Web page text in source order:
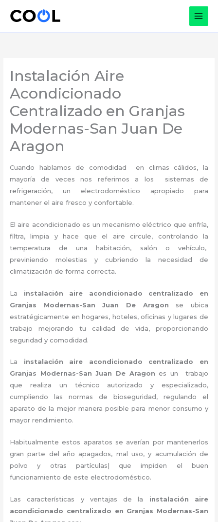
Instalación Aire
Acondicionado
Centralizado en Granjas
Modernas-San Juan De
Aragon
Cuando hablamos de comodidad en climas cálidos, la
mayoría de veces nos referimos a los sistemas de
refrigeración, un electrodoméstico apropiado para
mantener el aire fresco y confortable.
El aire acondicionado es un mecanismo eléctrico que enfría,
filtra, limpia y hace que el aire circule, controlando la
temperatura de una habitación, salón o vehículo,
previniendo molestias y cubriendo la necesidad de
climatización de forma correcta.
La instalación aire acondicionado centralizado en
Granjas Modernas-San Juan De Aragon se ubica
estratégicamente en hogares, hoteles, oficinas y lugares de
trabajo
mejorando tu calidad de vida, proporcionando
seguridad y comodidad.
La instalación aire acondicionado centralizado en
Granjas Modernas-San Juan De Aragon es un
trabajo
que realiza un técnico autorizado y especializado,
cumpliendo las normas de bioseguridad, regulando el
aparato de la mejor manera posible para menor consumo y
mayor rendimiento.
Habitualmente estos aparatos se averían por mantenerlos
gran parte del año apagados, mal uso, y acumulación de
polvo y otras partículas| que impiden el buen
funcionamiento de este electrodoméstico.
Las características y ventajas de la instalación aire
acondicionado centralizado en Granjas Modernas-San